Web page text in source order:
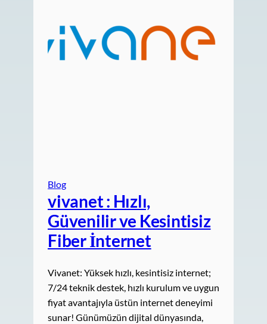
Blog
vivanet : Hızlı,
Güvenilir ve Kesintisiz
Fiber İnternet
Vivanet: Yüksek hızlı, kesintisiz internet;
7/24 teknik destek, hızlı kurulum ve uygun
fiyat avantajıyla üstün internet deneyimi
sunar! Günümüzün dijital dünyasında,